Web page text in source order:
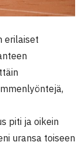
erilaiset
piti ja oikein
uransa toiseen